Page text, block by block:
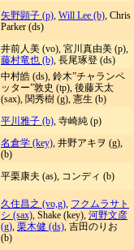
矢野顕子 (p), Will Lee (b), Chris
Parker (ds)
井前人美 (vo), 宮川真由美 (p),
藤村竜也 (b), 長尾琢登 (ds)
中村皓 (ds), 鈴木”チャランペ
ッター”敦史 (tp), 後藤天太
(sax), 関秀樹 (g), 憲生 (b)
平川雅子 (b), 寺崎純 (p)
名倉学 (key), 井野アキヲ (g),
(b)
平栗康夫 (as), コンディ (b)
久住昌之 (vo,g), フクムラサト
シ (sax), Shake (key), 河野文彦
(g), 栗木健 (ds), 吉田のりお
(b)